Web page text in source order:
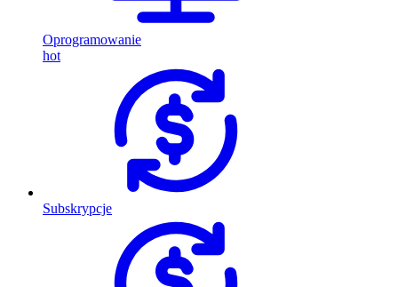
Oprogramowanie
hot
Subskrypcje